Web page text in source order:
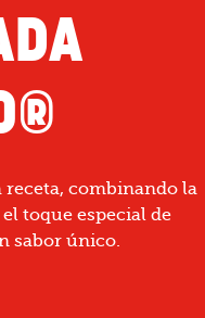
combinando la
toque especial de
sabor único.